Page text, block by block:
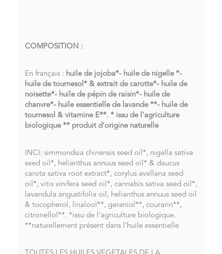
COMPOSITION :
En français : huile de jojoba*- huile de nigelle *-
huile de tournesol* & extrait de carotte*- huile de
noisette*- huile de pépin de raisin*- huile de
chanvre*- huile essentielle de lavande **- huile de
tournesol & vitamine E**. * issu de l’agriculture
biologique ** produit d’origine naturelle
INCI: simmondsia chinensis seed oil*, nigella sativa
seed oil*, helianthus annuus seed oil* & daucus
carota sativa root extract*, corylus avellana seed
oil*, vitis vinifera seed oil*, cannabis sativa seed oil*,
lavandula angustifolia oil, helianthus annuus seed oil
& tocopherol, linalool**, geraniol**, courarin**,
citronellol**. *issu de l’agriculture biologique.
**naturellement présent dans l’huile essentielle